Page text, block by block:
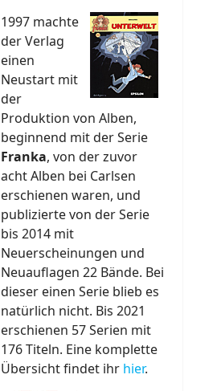
1997 machte
der Verlag
einen
Neustart mit
der
Produktion von Alben,
beginnend mit der Serie
Franka, von der zuvor
acht Alben bei Carlsen
erschienen waren, und
publizierte von der Serie
bis 2014 mit
Neuerscheinungen und
Neuauflagen 22 Bände. Bei
dieser einen Serie blieb es
natürlich nicht. Bis 2021
erschienen 57 Serien mit
176 Titeln. Eine komplette
Übersicht findet ihr hier.